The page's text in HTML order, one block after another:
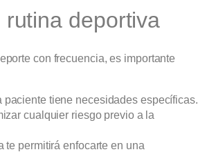
deportiva
con frecuencia, es importante
paciente tiene necesidades específicas.
cualquier riesgo previo a la
te permitirá enfocarte en una